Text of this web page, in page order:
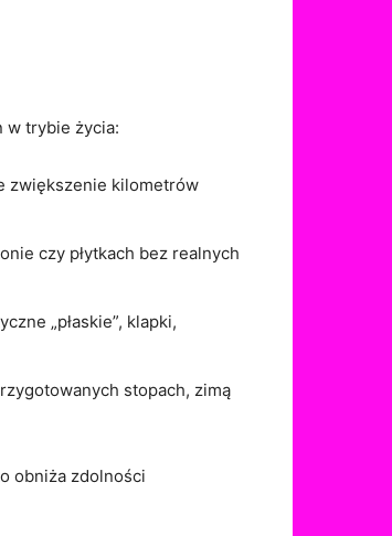
w trybie życia:
zwiększenie kilometrów
czy płytkach bez realnych
„płaskie”, klapki,
stopach, zimą
obniża zdolności